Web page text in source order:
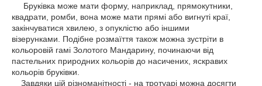
Бруківка може мати форму, наприклад, прямокутники,
квадрати, ромби, вона може мати прямі або вигнуті краї,
закінчуватися хвилею, з опуклістю або іншими
візерунками. Подібне розмаїття також можна зустріти в
кольоровій гамі Золотого Мандарину, починаючи від
пастельних природних кольорів до насичених, яскравих
кольорів бруківки.
Завдяки цій різноманітності - на тротуарі можна досягти